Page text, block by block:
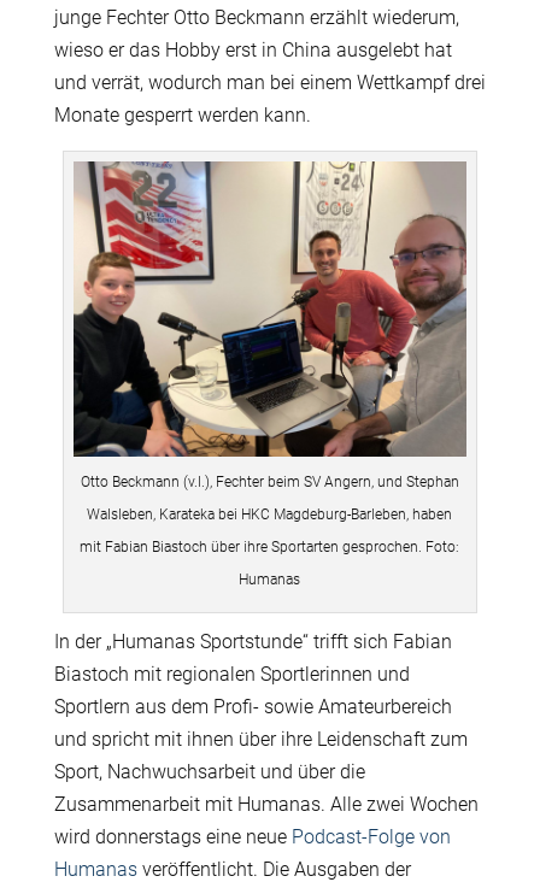
junge Fechter Otto Beckmann erzählt wiederum,
wieso er das Hobby erst in China ausgelebt hat
und verrät, wodurch man bei einem Wettkampf drei
Monate gesperrt werden kann.
Otto Beckmann (v.l.), Fechter beim SV Angern, und Stephan
Walsleben, Karateka bei HKC Magdeburg-Barleben, haben
mit Fabian Biastoch über ihre Sportarten gesprochen. Foto:
Humanas
In der „Humanas Sportstunde“ trifft sich Fabian
Biastoch mit regionalen Sportlerinnen und
Sportlern aus dem Profi- sowie Amateurbereich
und spricht mit ihnen über ihre Leidenschaft zum
Sport, Nachwuchsarbeit und über die
Zusammenarbeit mit Humanas. Alle zwei Wochen
wird donnerstags eine neue Podcast-Folge von
Humanasveröffentlicht. Die Ausgaben der